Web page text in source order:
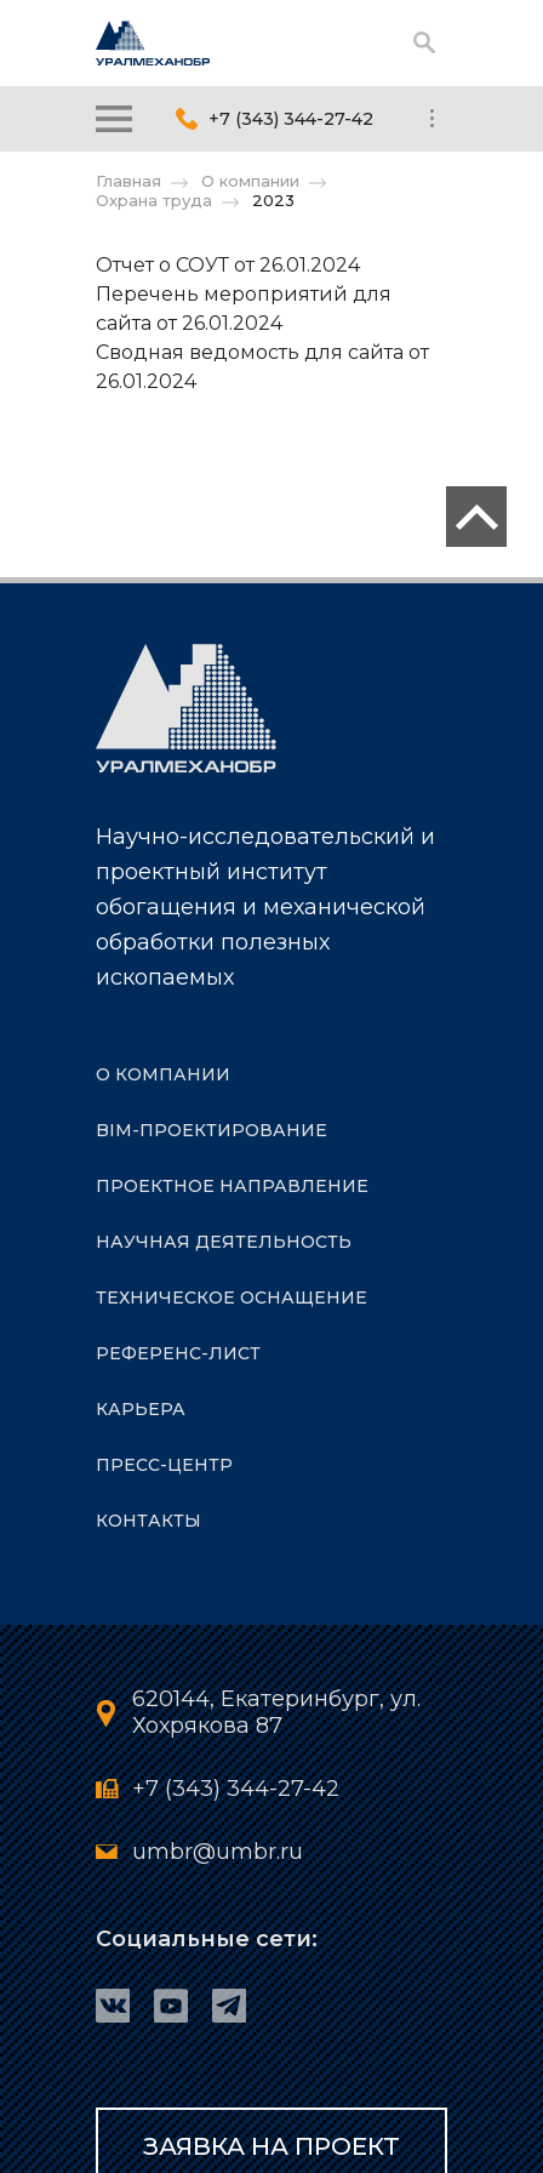
+7 (343) 344-27-42
Главная
О компании
Охрана труда
2023
Отчет о СОУТ от 26.01.2024
Перечень мероприятий для
сайта от 26.01.2024
Сводная ведомость для сайта от
26.01.2024
Научно-исследовательский и
проектный институт
обогащения и механической
обработки полезных
ископаемых
О КОМПАНИИ
BIM-ПРОЕКТИРОВАНИЕ
ПРОЕКТНОЕ НАПРАВЛЕНИЕ
НАУЧНАЯ ДЕЯТЕЛЬНОСТЬ
ТЕХНИЧЕСКОЕ ОСНАЩЕНИЕ
РЕФЕРЕНС-ЛИСТ
КАРЬЕРА
ПРЕСС-ЦЕНТР
КОНТАКТЫ
620144, Екатеринбург, ул.
Хохрякова 87
+7 (343) 344-27-42
umbr@umbr.ru
Социальные сети:
ЗАЯВКА НА ПРОЕКТ